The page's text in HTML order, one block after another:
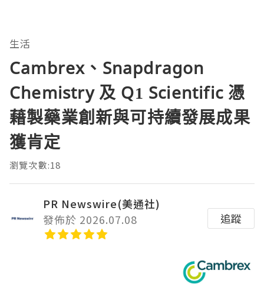
生活
Cambrex、Snapdragon
Chemistry 及 Q1 Scientific 憑
藉製藥業創新與可持續發展成果
獲肯定
瀏覽次數:18
PR Newswire(美通社)
發佈於 2026.07.08
追蹤